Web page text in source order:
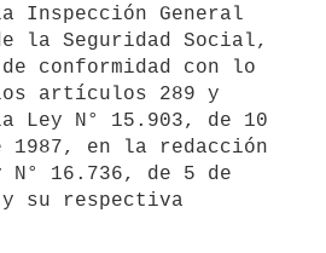
Inspección General
la Seguridad Social,
conformidad con lo
artículos 289 y
Ley N° 15.903, de 10
1987, en la redacción
N° 16.736, de 5 de
su respectiva